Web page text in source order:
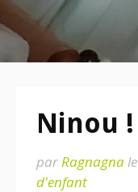
Ninou !
parRagnagnale
d'enfant